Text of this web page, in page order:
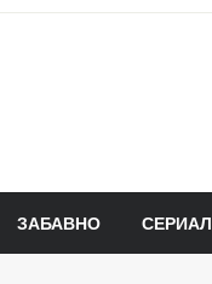
ЗАБАВНО СЕРИАЛ